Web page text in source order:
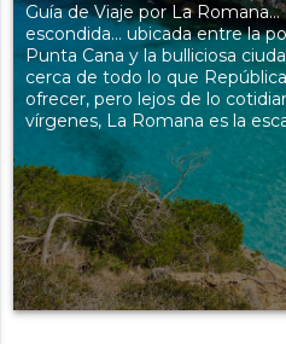
Guía de Viaje por La
escondida… ubicada entre la
Punta Cana y la bulliciosa
cerca de todo lo que
ofrecer, pero lejos de lo
vírgenes, La Romana es la